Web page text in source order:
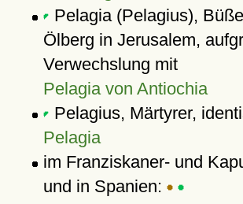
Pelagia (Pelagius),
Ölberg in Jerusalem,
Verwechslung mit
Pelagia von Antiochia
Pelagius, Märtyrer,
Pelagia
im Franziskaner- und
und in Spanien: